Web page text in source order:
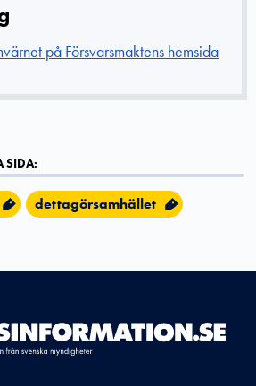
på Försvarsmaktens hemsida
SIDA:
dettagörsamhället